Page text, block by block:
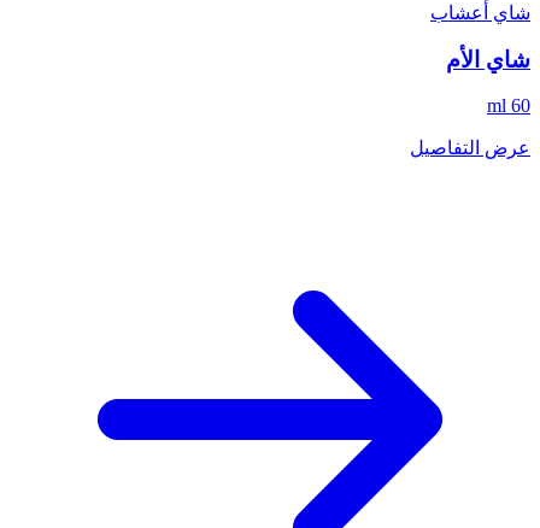
شاي أعشاب
شاي الأم
60 ml
عرض التفاصيل